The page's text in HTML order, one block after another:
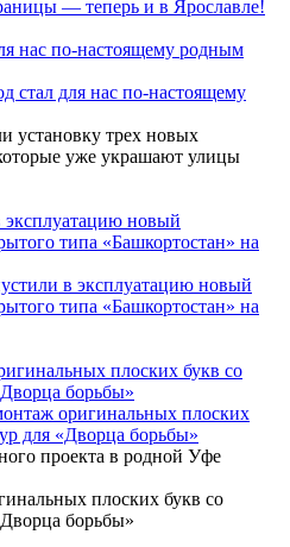
— теперь и в Ярославле!
стал для нас по-настоящему
установку трех новых
уже украшают улицы
в эксплуатацию новый
типа «Башкортостан» на
оригинальных плоских
для «Дворца борьбы»
проекта в родной Уфе
плоских букв со
борьбы»